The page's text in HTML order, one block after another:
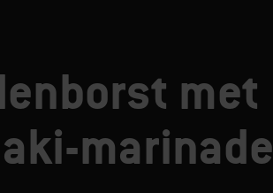
met
marinade